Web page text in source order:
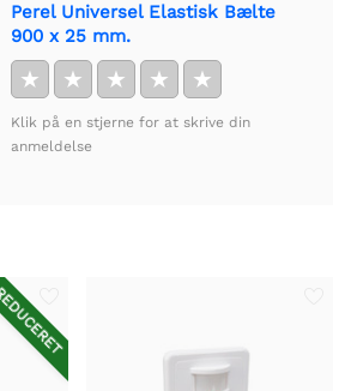
Perel Universel Elastisk Bælte
900 x 25 mm.
★ ★ ★ ★ ★
Klik på en stjerne for at skrive din
anmeldelse